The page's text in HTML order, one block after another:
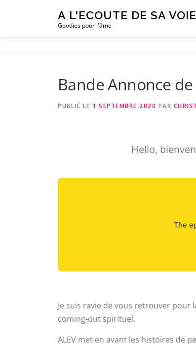
A L'ECOUTE DE SA VOIE
Goodies pour l'âme
Bande Annonce
PUBLIÉ LE 1 SEPTEMBRE 2020 PAR
Hello,
Je suis ravie de vous retrouver pour
coming-out spirituel.
ALEV met en avant les histoires de